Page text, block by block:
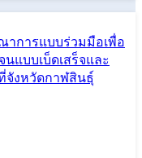
การแบบร่วมมือเพื่อ
แบบเบ็ดเสร็จและ
งหวัดกาฬสินธุ์